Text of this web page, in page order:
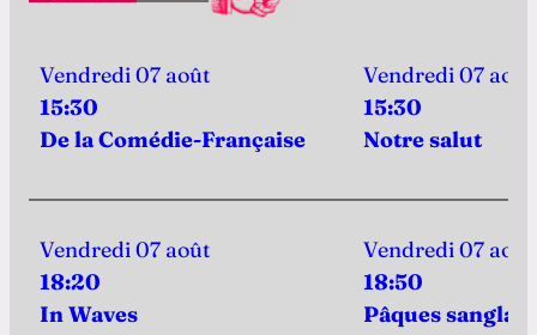
Vendredi 07 août
15:30
De la Comédie-Française
Vendredi 07 août
15:30
Notre salut
Vendredi 07 août
18:20
In Waves
Vendredi 07 août
18:50
Pâques